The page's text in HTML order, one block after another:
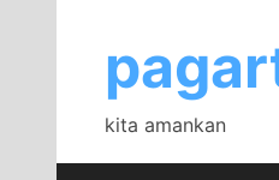
content
kita amankan